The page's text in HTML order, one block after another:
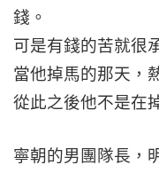
錢。
可是有錢的苦就很
當他掉馬的那天，
從此之後他不是在
寧朝的男團隊長，